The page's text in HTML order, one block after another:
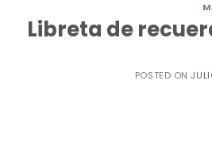
Libreta de
POSTED ON